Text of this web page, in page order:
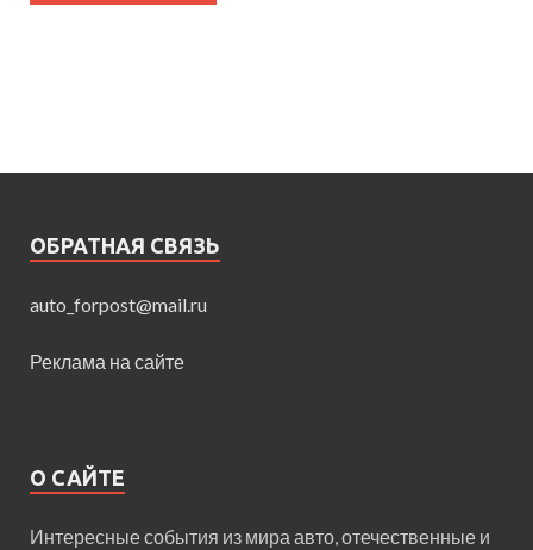
ОБРАТНАЯ СВЯЗЬ
auto_forpost@mail.ru
Реклама на сайте
О САЙТЕ
Интересные события из мира авто, отечественные и